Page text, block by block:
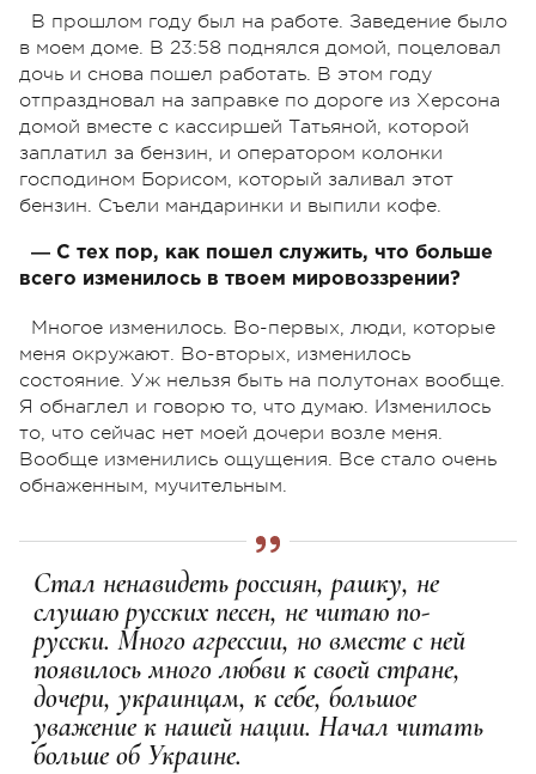
В прошлом году был на работе. Заведение было
в моем доме. В 23:58 поднялся домой, поцеловал
дочь и снова пошел работать. В этом году
отпраздновал на заправке по дороге из Херсона
домой вместе с кассиршей Татьяной, которой
заплатил за бензин, и оператором колонки
господином Борисом, который заливал этот
бензин. Съели мандаринки и выпили кофе.
― С тех пор, как пошел служить, что больше
всего изменилось в твоем мировоззрении?
Многое изменилось. Во-первых, люди, которые
меня окружают. Во-вторых, изменилось
состояние. Уж нельзя быть на полутонах вообще.
Я обнаглел и говорю то, что думаю. Изменилось
то, что сейчас нет моей дочери возле меня.
Вообще изменились ощущения. Все стало очень
обнаженным, мучительным.
Стал ненавидеть россиян, рашку, не
слушаю русских песен, не читаю по-
русски. Много агрессии, но вместе с ней
появилось много любви к своей стране,
дочери, украинцам, к себе, большое
уважение к нашей нации. Начал читать
больше об Украине.